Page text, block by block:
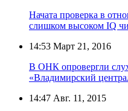
Начата проверка в
слишком высоком IQ
14:53 Март 21, 2016
В ОНК опровергли
«Владимирский
14:47 Авг. 11, 2015